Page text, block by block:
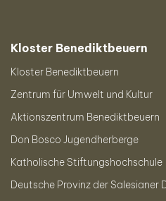
Kloster Benediktbeuern
Kloster Benediktbeuern
Zentrum für Umwelt und Kultur
Aktionszentrum Benediktbeuern
Don Bosco Jugendherberge
Katholische Stiftungshochschule
Deutsche Provinz der Salesianer